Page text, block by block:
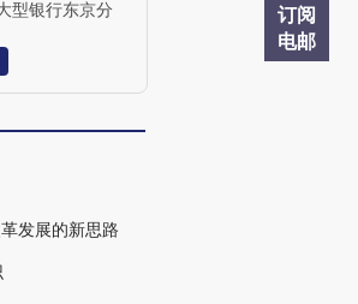
订阅
电邮
型银行东京分
理、战投部副
领域为国际金
、农村金融
发展的新思路